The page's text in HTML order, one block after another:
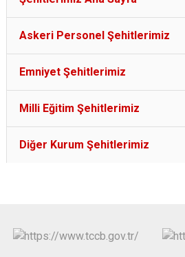
Askeri Personel Şehitlerimiz
Emniyet Şehitlerimiz
Milli Eğitim Şehitlerimiz
Diğer Kurum Şehitlerimiz